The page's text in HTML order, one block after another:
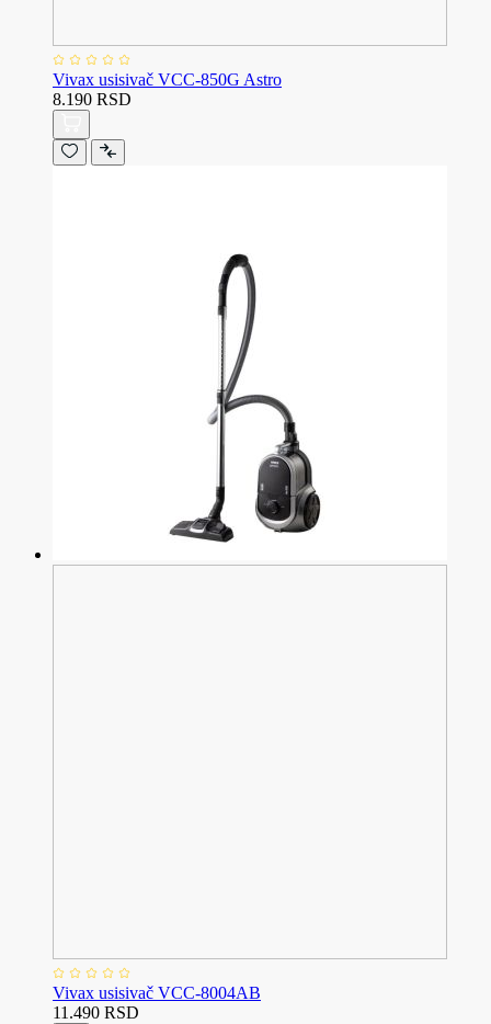
Vivax usisivač VCC-850G Astro
8.190 RSD
Vivax usisivač VCC-8004AB
11.490 RSD